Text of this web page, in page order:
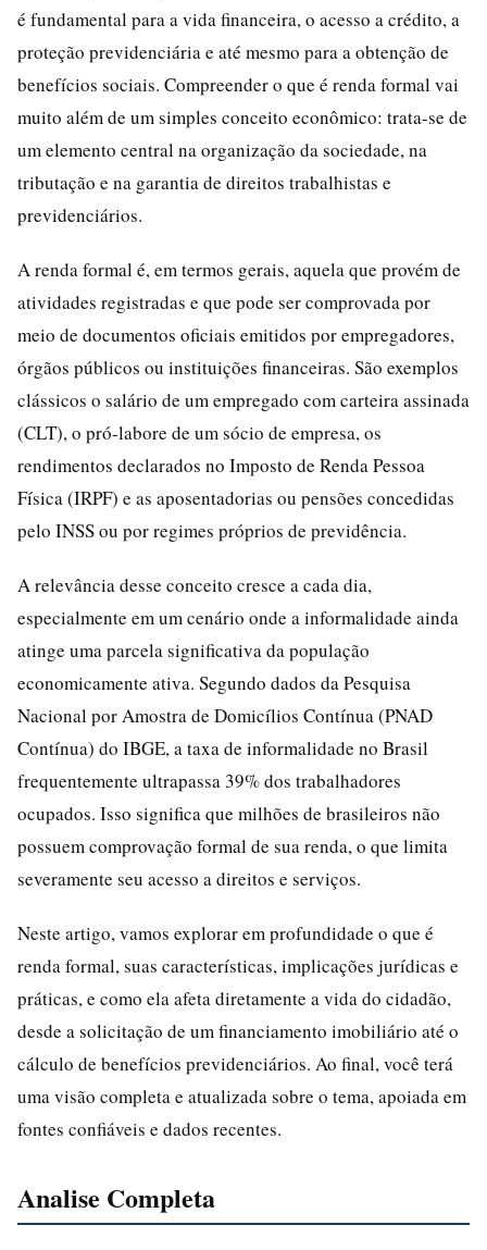
é fundamental para a vida financeira, o acesso a crédito, a
proteção previdenciária e até mesmo para a obtenção de
benefícios sociais. Compreender o que é renda formal vai
muito além de um simples conceito econômico: trata-se de
um elemento central na organização da sociedade, na
tributação e na garantia de direitos trabalhistas e
previdenciários.
A renda formal é, em termos gerais, aquela que provém de
atividades registradas e que pode ser comprovada por
meio de documentos oficiais emitidos por empregadores,
órgãos públicos ou instituições financeiras. São exemplos
clássicos o salário de um empregado com carteira assinada
(CLT), o pró-labore de um sócio de empresa, os
rendimentos declarados no Imposto de Renda Pessoa
Física (IRPF) e as aposentadorias ou pensões concedidas
pelo INSS ou por regimes próprios de previdência.
A relevância desse conceito cresce a cada dia,
especialmente em um cenário onde a informalidade ainda
atinge uma parcela significativa da população
economicamente ativa. Segundo dados da Pesquisa
Nacional por Amostra de Domicílios Contínua (PNAD
Contínua) do IBGE, a taxa de informalidade no Brasil
frequentemente ultrapassa 39% dos trabalhadores
ocupados. Isso significa que milhões de brasileiros não
possuem comprovação formal de sua renda, o que limita
severamente seu acesso a direitos e serviços.
Neste artigo, vamos explorar em profundidade o que é
renda formal, suas características, implicações jurídicas e
práticas, e como ela afeta diretamente a vida do cidadão,
desde a solicitação de um financiamento imobiliário até o
cálculo de benefícios previdenciários. Ao final, você terá
uma visão completa e atualizada sobre o tema, apoiada em
fontes confiáveis e dados recentes.
Analise Completa